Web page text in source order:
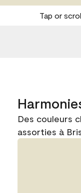
Tap or
Des couleurs
assorties à